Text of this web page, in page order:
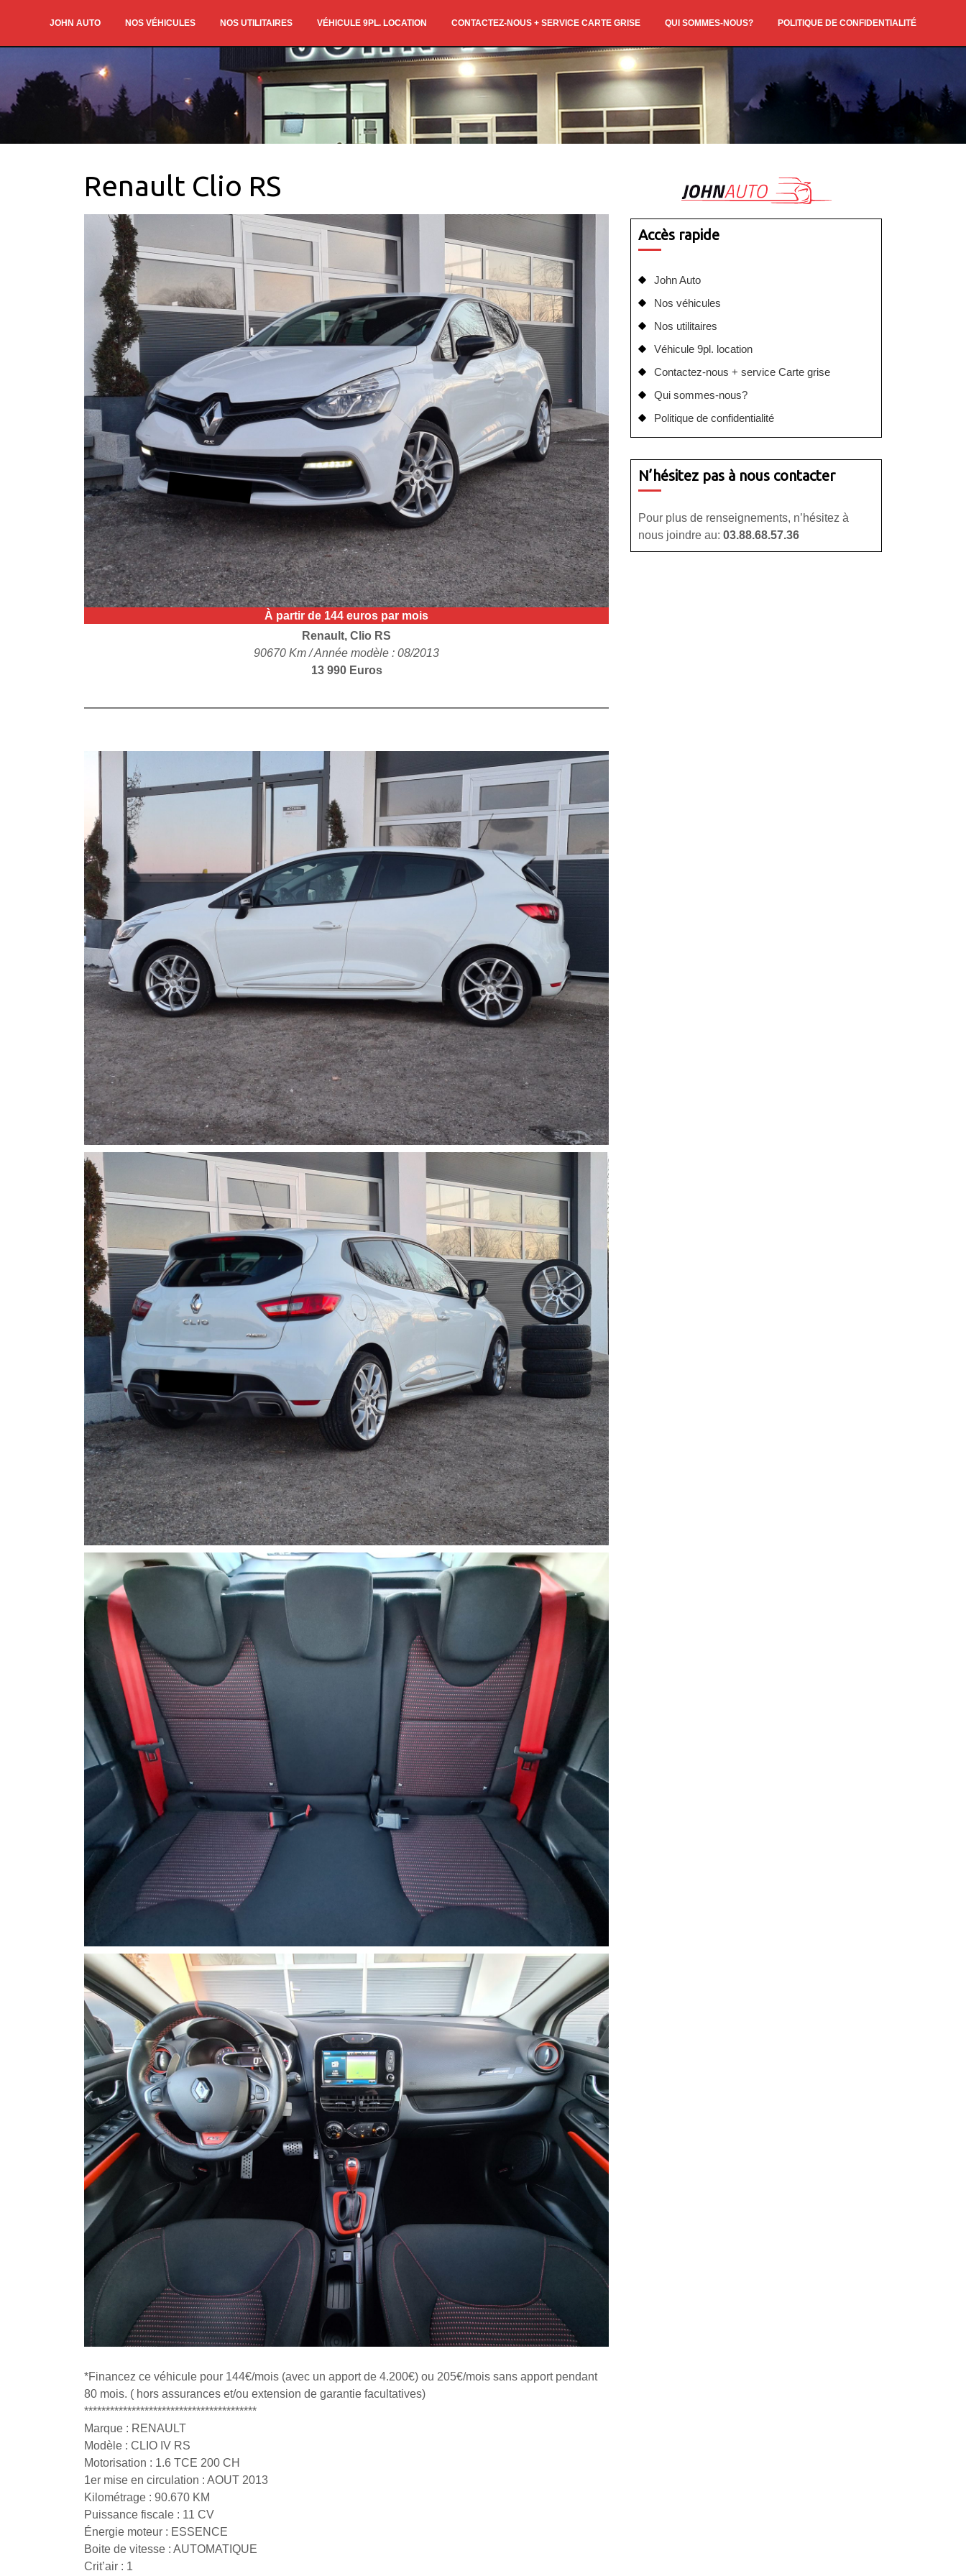
JOHN AUTO NOS VÉHICULES NOS UTILITAIRES VÉHICULE 9PL. LOCATION CONTACTEZ-NOUS + SERVICE CARTE GRISE QUI SOMMES-NOUS? POLITIQUE DE CONFIDENTIALITÉ
Renault Clio RS
À partir de 144 euros par mois
Renault, Clio RS
90670 Km / Année modèle : 08/2013
13 990 Euros
*Financez ce véhicule pour 144€/mois (avec un apport de 4.200€) ou 205€/mois sans apport pendant
80 mois. ( hors assurances et/ou extension de garantie facultatives)
****************************************
Marque : RENAULT
Modèle : CLIO IV RS
Motorisation : 1.6 TCE 200 CH
1er mise en circulation : AOUT 2013
Kilométrage : 90.670 KM
Puissance fiscale : 11 CV
Énergie moteur : ESSENCE
Boite de vitesse : AUTOMATIQUE
Crit’air : 1
Accès rapide
John Auto
Nos véhicules
Nos utilitaires
Véhicule 9pl. location
Contactez-nous + service Carte grise
Qui sommes-nous?
Politique de confidentialité
N’hésitez pas à nous contacter
Pour plus de renseignements, n’hésitez à
nous joindre au: 03.88.68.57.36